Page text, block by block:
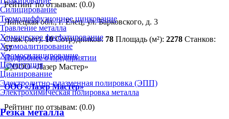
Силицирование
Термодиффузионное цинкование
Травление металла
Химическое фосфатирование
Хромоалитирование
Хромосилицирование
Цементация
Цианирование
Электролитно-плазменная полировка (ЭПП)
Электрохимическая полировка металла
Резка металла
Рейтинг по отзывам: (0.0)
Липецкая обл., г. Елец, ул. Барковского, д. 3
Стаж (лет):10 Сотрудников: 78 Площадь (м²): 2278 Станков:
57
Подробнее о предприятии
ООО «Лазер Мастер»
Рейтинг по отзывам: (0.0)